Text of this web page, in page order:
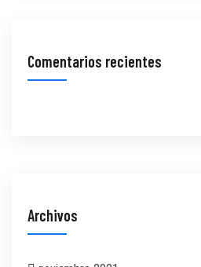
Comentarios recientes
Archivos